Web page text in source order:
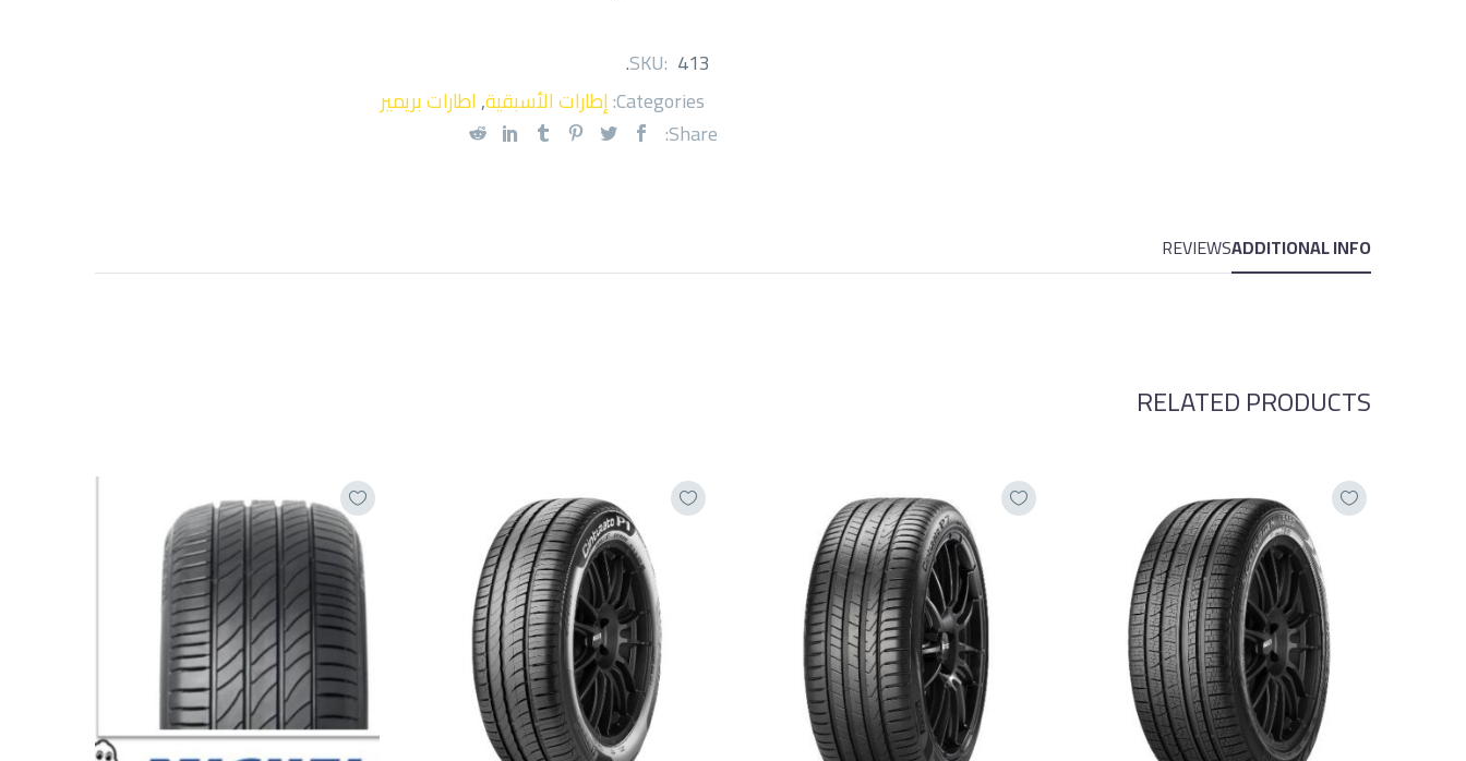
SKU: 413
.
Categories: إطارات الأسبقية,اطارات بريمير
Share:
ADDITIONAL INFO
REVIEWS
RELATED PRODUCTS